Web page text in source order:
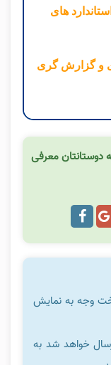
های
و گزارش گری
دوستانتان معرفی
وجه به نمایش
خواهد شد به